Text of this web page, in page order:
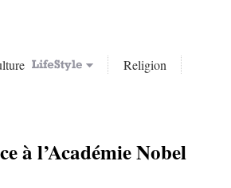
Religion
à l’Académie Nobel